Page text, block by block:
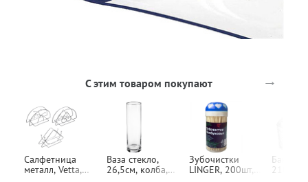
С этим товаром покупают →
Салфетница
металл, Vetta,
Ваза стекло,
26,5см, колба,
Зубочистки
LINGER, 200шт,
Банка
210мл,